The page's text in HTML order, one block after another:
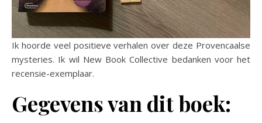
Ik hoorde veel positieve verhalen over deze Provencaalse
mysteries. Ik wil New Book Collective bedanken voor het
recensie-exemplaar.
Gegevens van dit boek: